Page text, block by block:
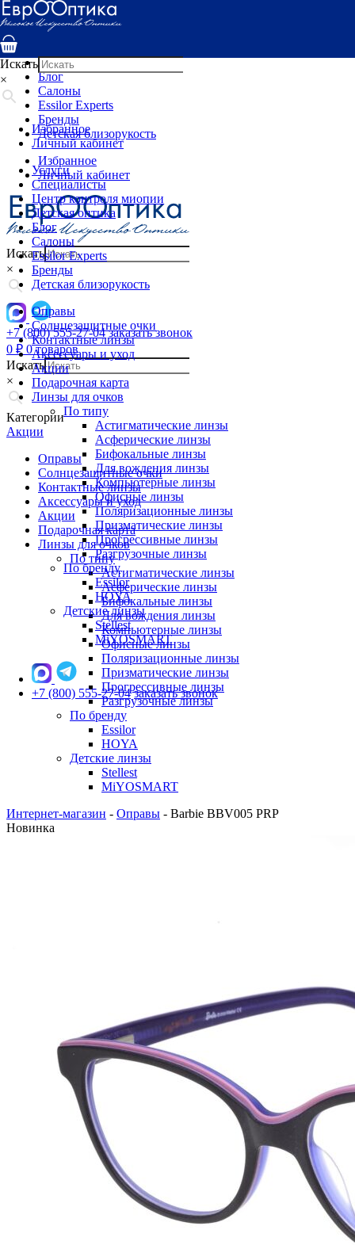
Услуги
Специалисты
Детская оптика
Блог
Салоны
Essilor Experts
Бренды
Детская близорукость
Избранное
Личный кабинет
Искать
×
+7 (800) 555-27-04 заказать звонок
0 ₽ 0 товаров
Искать
×
Категории
Акции
Оправы
Солнцезащитные очки
Контактные линзы
Аксессуары и уход
Акции
Подарочная карта
Линзы для очков
По типу
Астигматические линзы
Асферические линзы
Бифокальные линзы
Для вождения линзы
Компьютерные линзы
Офисные линзы
Поляризационные линзы
Призматические линзы
Прогрессивные линзы
Разгрузочные линзы
По бренду
Essilor
HOYA
Детские линзы
Stellest
MiYOSMART
Искать
×
Избранное
Личный кабинет
Услуги
Специалисты
Центр контроля миопии
Детская оптика
Блог
Салоны
Essilor Experts
Бренды
Детская близорукость
Оправы
Солнцезащитные очки
Контактные линзы
Аксессуары и уход
Акции
Подарочная карта
Линзы для очков
По типу
Астигматические линзы
Асферические линзы
Бифокальные линзы
Для вождения линзы
Компьютерные линзы
Офисные линзы
Поляризационные линзы
Призматические линзы
Прогрессивные линзы
Разгрузочные линзы
По бренду
Essilor
HOYA
Детские линзы
Stellest
MiYOSMART
+7 (800) 555-27-04 заказать звонок
Интернет-магазин - Оправы - Barbie BBV005 PRP
Новинка